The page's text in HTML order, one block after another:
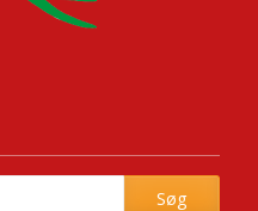
Søg